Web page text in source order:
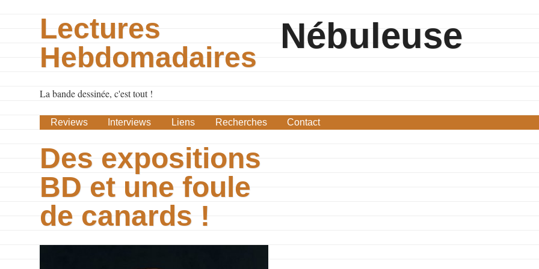
Lectures
Hebdomadaires
La bande dessinée, c'est tout !
Nébuleuse
Reviews Interviews Liens Recherches Contact
Des expositions
BD et une foule
de canards !